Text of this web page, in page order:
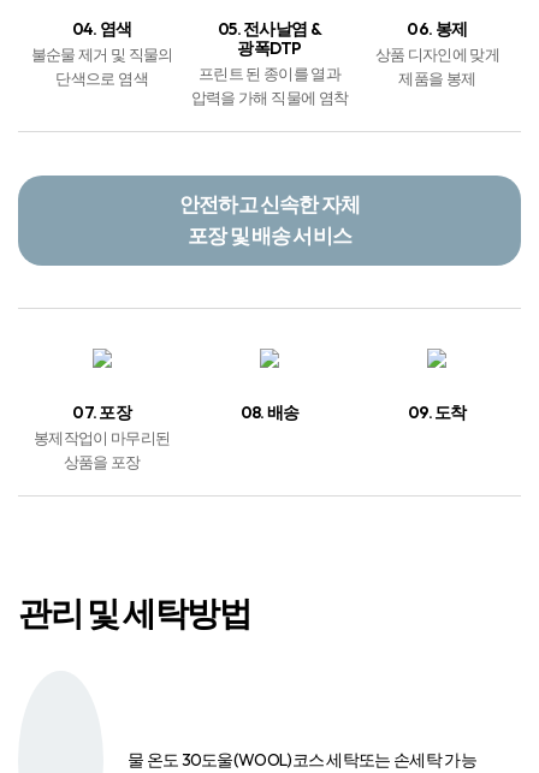
04. 염색
불순물 제거 및 직물의
단색으로 염색
05. 전사날염 &
광폭DTP
프린트 된 종이를 열과
압력을 가해 직물에 염착
06. 봉제
상품 디자인에 맞게
제품을 봉제
안전하고 신속한 자체
포장 및 배송 서비스
07. 포장
봉제작업이 마무리된
상품을 포장
08. 배송 09. 도착
관리 및 세탁방법
물 온도 30도울(WOOL)코스 세탁또는 손세탁 가능